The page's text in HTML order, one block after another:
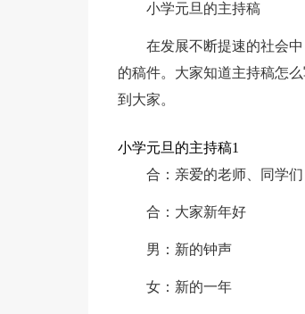
小学元旦的主持稿
在发展不断提速的社会
的稿件。大家知道主持稿怎
到大家。
小学元旦的主持稿1
合：亲爱的老师、同学们
合：大家新年好
男：新的钟声
女：新的一年